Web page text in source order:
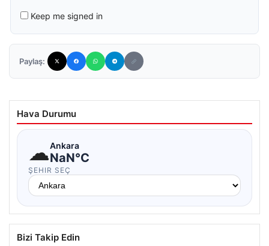
Keep me signed in
Paylaş:
Hava Durumu
☁Ankara
NaN°C
ŞEHIR SEÇ
Bizi Takip Edin